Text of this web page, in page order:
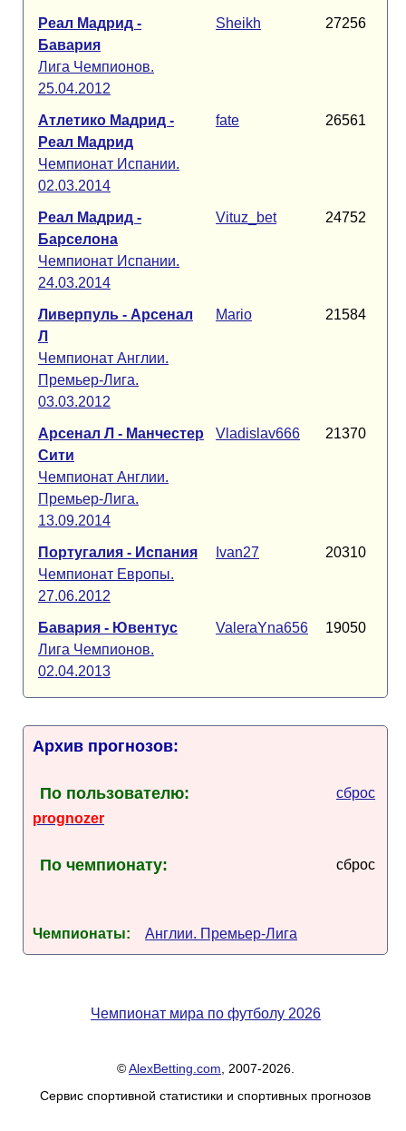
Реал Мадрид -
Бавария
Лига Чемпионов.
25.04.2012
Sheikh 27256
Атлетико Мадрид -
Реал Мадрид
Чемпионат Испании.
02.03.2014
fate 26561
Реал Мадрид -
Барселона
Чемпионат Испании.
24.03.2014
Vituz_bet 24752
Ливерпуль - Арсенал
Л
Чемпионат Англии.
Премьер-Лига.
03.03.2012
Mario 21584
Арсенал Л - Манчестер
Сити
Чемпионат Англии.
Премьер-Лига.
13.09.2014
Vladislav666 21370
Португалия - Испания
Чемпионат Европы.
27.06.2012
Ivan27 20310
Бавария - Ювентус
Лига Чемпионов.
02.04.2013
ValeraYna656 19050
Архив прогнозов:
По пользователю:
сброс
prognozer
По чемпионату: сброс
Чемпионаты: Англии. Премьер-Лига
Чемпионат мира по футболу 2026
©AlexBetting.com , 2007-2026.
Сервис спортивной статистики и спортивных прогнозов